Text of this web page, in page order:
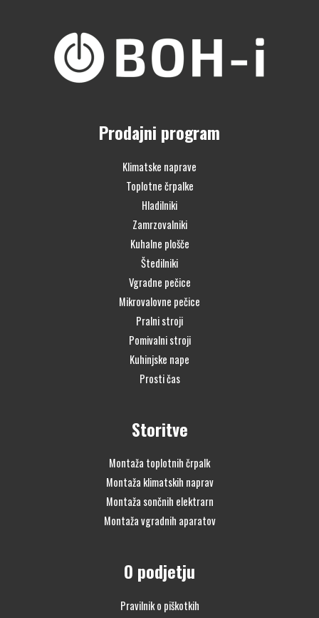
Prodajni program
Klimatske naprave
Toplotne črpalke
Hladilniki
Zamrzovalniki
Kuhalne plošče
Štedilniki
Vgradne pečice
Mikrovalovne pečice
Pralni stroji
Pomivalni stroji
Kuhinjske nape
Prosti čas
Storitve
Montaža toplotnih črpalk
Montaža klimatskih naprav
Montaža sončnih elektrarn
Montaža vgradnih aparatov
O podjetju
Pravilnik o piškotkih